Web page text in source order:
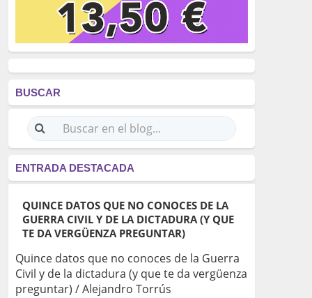
BUSCAR
ENTRADA DESTACADA
QUINCE DATOS QUE NO CONOCES DE LA
GUERRA CIVIL Y DE LA DICTADURA (Y QUE
TE DA VERGÜENZA PREGUNTAR)
Quince datos que no conoces de la Guerra
Civil y de la dictadura (y que te da vergüenza
preguntar) / Alejandro Torrús